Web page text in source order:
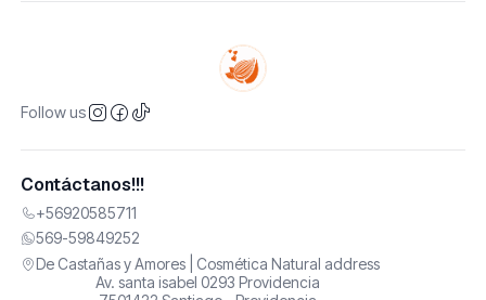
Follow us
Contáctanos!!!
+56920585711
569-59849252
De Castañas y Amores | Cosmética Natural address
Av. santa isabel 0293 Providencia